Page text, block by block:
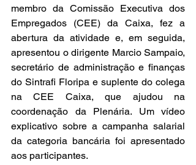
membro da Comissão Executiva dos
Empregados (CEE) da Caixa, fez a
abertura da atividade e, em seguida,
apresentou o dirigente Marcio Sampaio,
secretário de administração e finanças
do Sintrafi Floripa e suplente do colega
na CEE Caixa, que ajudou na
coordenação da Plenária. Um vídeo
explicativo sobre a campanha salarial
da categoria bancária foi apresentado
aos participantes.